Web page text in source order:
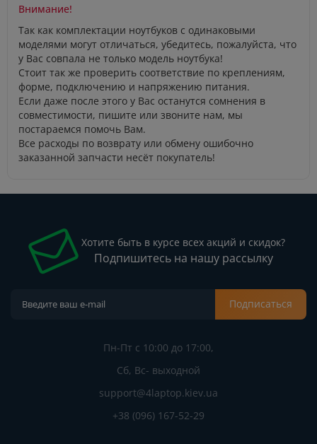
Внимание!
Так как комплектации ноутбуков с одинаковыми
моделями могут отличаться, убедитесь, пожалуйста, что
у Вас совпала не только модель ноутбука!
Стоит так же проверить соответствие по креплениям,
форме, подключению и напряжению питания.
Если даже после этого у Вас останутся сомнения в
совместимости, пишите или звоните нам, мы
постараемся помочь Вам.
Все расходы по возврату или обмену ошибочно
заказанной запчасти несёт покупатель!
Хотите быть в курсе всех акций и скидок?
Подпишитесь на нашу рассылку
Подписаться
Пн-Пт с 10:00 до 17:00,
Сб, Вс- выходной
support@4laptop.kiev.ua
+38 (096) 167-52-29